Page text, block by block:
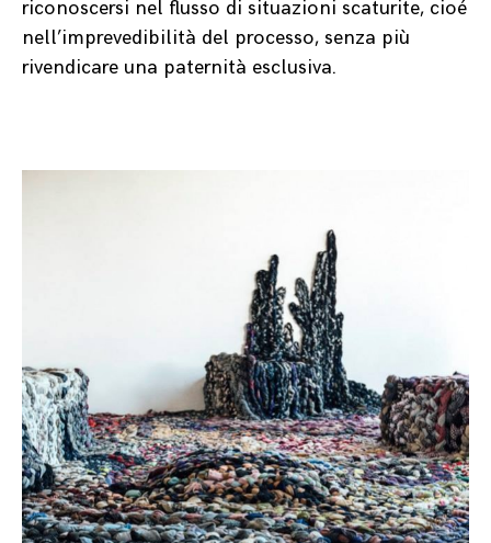
riconoscersi nel flusso di situazioni scaturite, cioé
nell’imprevedibilità del processo, senza più
rivendicare una paternità esclusiva.